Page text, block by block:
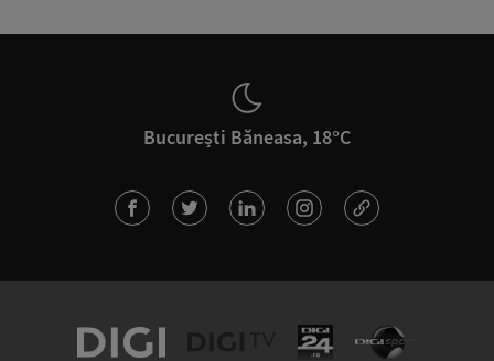
București Băneasa, 18°C